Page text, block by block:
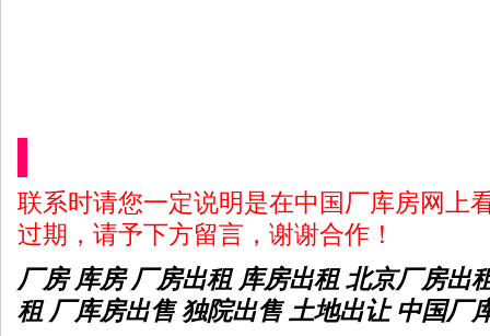
联系时请您一定说明是在中国厂库房网上
过期，请予下方留言，谢谢合作！
厂房 库房 厂房出租 库房出租 北京厂房出
租 厂库房出售 独院出售 土地出让 中国厂